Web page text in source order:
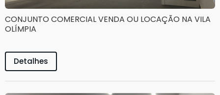
CONJUNTO COMERCIAL VENDA OU LOCAÇÃO NA VILA
OLÍMPIA
Detalhes